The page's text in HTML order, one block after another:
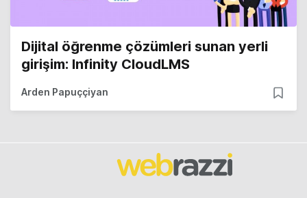
Dijital öğrenme çözümleri sunan yerli
girişim: Infinity CloudLMS
Arden Papuççiyan